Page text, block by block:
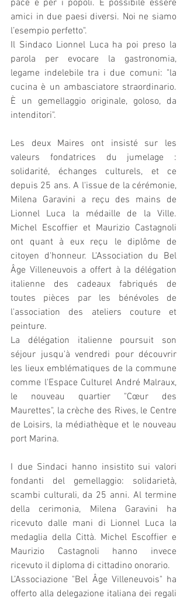
pace e per i popoli. È possibile essere
amici in due paesi diversi. Noi ne siamo
l’esempio perfetto".
Il Sindaco Lionnel Luca ha poi preso la
parola per evocare la gastronomia,
legame indelebile tra i due comuni: "la
cucina è un ambasciatore straordinario.
È un gemellaggio originale, goloso, da
intenditori".
Les deux Maires ont insisté sur les
valeurs fondatrices du jumelage :
solidarité, échanges culturels, et ce
depuis 25 ans. A l'issue de la cérémonie,
Milena Garavini a reçu des mains de
Lionnel Luca la médaille de la Ville.
Michel Escoffier et Maurizio Castagnoli
ont quant à eux reçu le diplôme de
citoyen d'honneur. L'Association du Bel
Âge Villeneuvois a offert à la délégation
italienne des cadeaux fabriqués de
toutes pièces par les bénévoles de
l'association des ateliers couture et
peinture.
La délégation italienne poursuit son
séjour jusqu'à vendredi pour découvrir
les lieux emblématiques de la commune
comme l'Espace Culturel André Malraux,
le nouveau quartier "Cœur des
Maurettes", la crèche des Rives, le Centre
de Loisirs, la médiathèque et le nouveau
port Marina.
I due Sindaci hanno insistito sui valori
fondanti del gemellaggio: solidarietà,
scambi culturali, da 25 anni. Al termine
della cerimonia, Milena Garavini ha
ricevuto dalle mani di Lionnel Luca la
medaglia della Città. Michel Escoffier e
Maurizio Castagnoli hanno invece
ricevuto il diploma di cittadino onorario.
L’Associazione "Bel Âge Villeneuvois" ha
offerto alla delegazione italiana dei regali